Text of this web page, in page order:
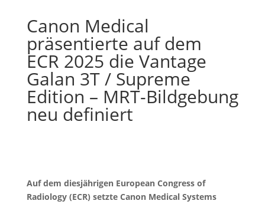
Canon Medical
präsentierte auf dem
ECR 2025 die Vantage
Galan 3T / Supreme
Edition – MRT-Bildgebung
neu definiert
Auf dem diesjährigen European Congress of
Radiology (ECR) setzte Canon Medical Systems